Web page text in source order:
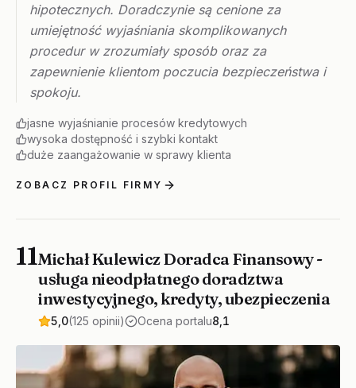
hipotecznych. Doradczynie są cenione za
umiejętność wyjaśniania skomplikowanych
procedur w zrozumiały sposób oraz za
zapewnienie klientom poczucia bezpieczeństwa i
spokoju.
jasne wyjaśnianie procesów kredytowych
wysoka dostępność i szybki kontakt
duże zaangażowanie w sprawy klienta
ZOBACZ PROFIL FIRMY
11Michał Kulewicz Doradca Finansowy -
usługa nieodpłatnego doradztwa
inwestycyjnego, kredyty, ubezpieczenia
5,0(125 opinii) Ocena portalu8,1